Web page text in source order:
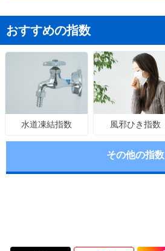
おすすめの指数
水道凍結指数 風邪ひき指数
その他の指数